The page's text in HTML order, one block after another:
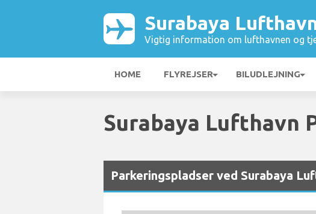
Surabaya
Vigtig information om lufthavnen og
HOME FLYREJSER BILUDLEJNING
Surabaya Lufthavn
Parkeringspladser ved Surabaya